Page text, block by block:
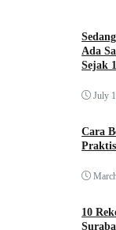
Ada
Sejak
July
Cara
10